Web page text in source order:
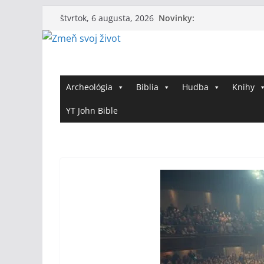
to
štvrtok, 6 augusta, 2026 Novinky:
Archeológia Biblia Hudba Knihy
YT John Bible